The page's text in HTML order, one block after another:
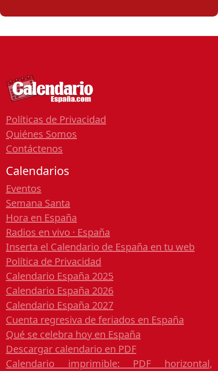
Políticas de Privacidad
Quiénes Somos
Contáctenos
Calendarios
Eventos
Semana Santa
Hora en España
Radios en vivo · España
Inserta el Calendario de España en tu web
Política de Privacidad
Calendario España 2025
Calendario España 2026
Calendario España 2027
Cuenta regresiva de feriados en España
Qué se celebra hoy en España
Descargar calendario en PDF
Calendario imprimible: PDF horizontal,